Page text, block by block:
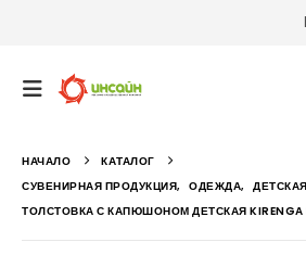
НАЧАЛО
КАТАЛОГ
СУВЕНИРНАЯ ПРОДУКЦИЯ, ОДЕЖДА,
ТОЛСТОВКА С КАПЮШОНОМ ДЕТСКАЯ KIRENGA